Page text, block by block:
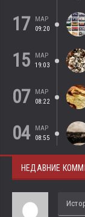
17
МАР
09:20
15
МАР
19:03
07
МАР
08:22
04
МАР
08:55
НЕДАВНИЕ